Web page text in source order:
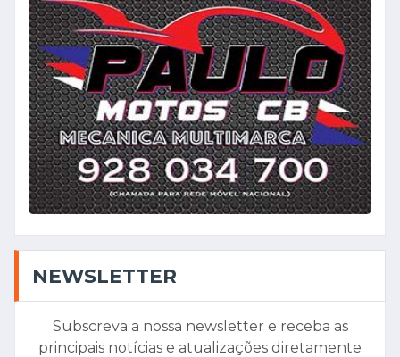
NEWSLETTER
Subscreva a nossa newsletter e receba as
principais notícias e atualizações diretamente